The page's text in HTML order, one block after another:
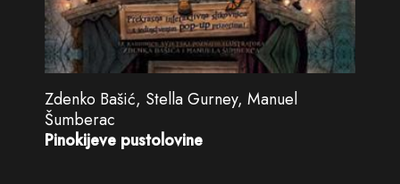
Zdenko Bašić, Stella Gurney, Manuel
Šumberac
Pinokijeve pustolovine